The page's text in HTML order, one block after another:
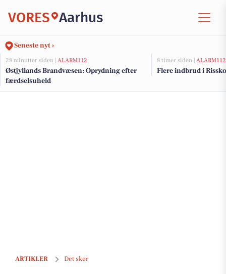
VORES Aarhus
Seneste nyt ›
28 minutter siden | ALARM112
Østjyllands Brandvæsen: Oprydning efter
færdselsuheld
8 timer siden | ALARM112
Flere indbrud i
ARTIKLER Det sker
Forfatter Jens Blendstrup deler sine fortællinger i Aarhus